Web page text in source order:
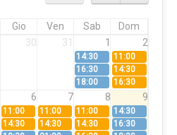
Gio Ven Sab
Dom
30 31 1 2
14:30
11:00
16:30
14:30
18:00
16:30
6 7 8 9
11:00 11:00 11:00
14:30
14:30 14:30 14:30
16:30